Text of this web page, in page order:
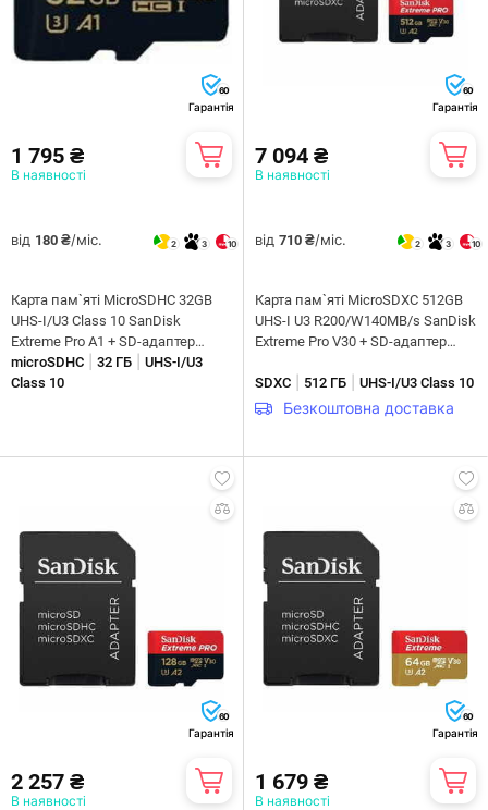
60
Гарантія
1 795 ₴
В наявності
від 180 ₴/міс. 2 3 10
Карта пам`яті MicroSDHC 32GB
UHS-I/U3 Class 10 SanDisk
Extreme Pro A1 + SD-адаптер
R100/W90MB/s (SDSQXCG-032G-
GN6MA)
microSDHC 32 ГБ
UHS-I/U3
Class 10
60
Гарантія
7 094 ₴
В наявності
від 710 ₴/міс. 2 3 10
Карта пам`ятi MicroSDXC 512GB
UHS-I U3 R200/W140MB/s SanDisk
Extreme Pro V30 + SD-адаптер
SDXC
512 ГБ UHS-I/U3 Class 10
Безкоштовна доставка
60
Гарантія
2 257 ₴
В наявності
60
Гарантія
1 679 ₴
В наявності